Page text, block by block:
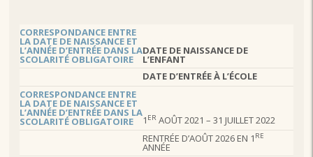
CORRESPONDANCE ENTRE
LA DATE DE NAISSANCE ET
L’ANNÉE D’ENTRÉE DANS LA
SCOLARITÉ OBLIGATOIRE
DATE DE NAISSANCE DE
L’ENFANT
DATE D’ENTRÉE À L’ÉCOLE
CORRESPONDANCE ENTRE
LA DATE DE NAISSANCE ET
L’ANNÉE D’ENTRÉE DANS LA
SCOLARITÉ OBLIGATOIRE 1 ER AOÛT 2021 – 31 JUILLET 2022
RENTRÉE D’AOÛT 2026 EN 1 RE
ANNÉE